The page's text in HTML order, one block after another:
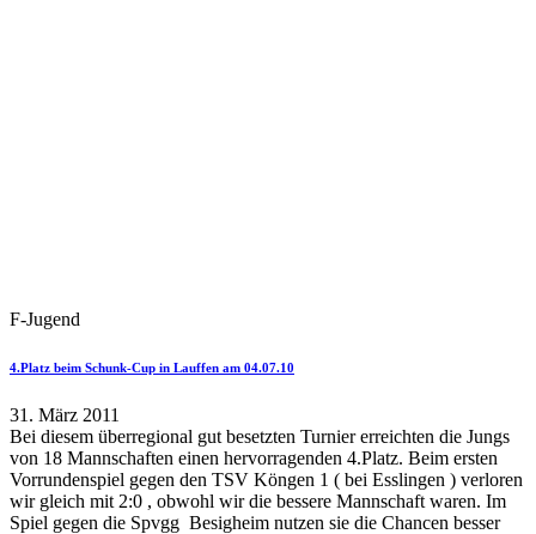
F-Jugend
4.Platz beim Schunk-Cup in Lauffen am 04.07.10
31. März 2011
Bei diesem überregional gut besetzten Turnier erreichten die Jungs
von 18 Mannschaften einen hervorragenden 4.Platz. Beim ersten
Vorrundenspiel gegen den TSV Köngen 1 ( bei Esslingen ) verloren
wir gleich mit 2:0 , obwohl wir die bessere Mannschaft waren. Im
Spiel gegen die Spvgg Besigheim nutzen sie die Chancen besser